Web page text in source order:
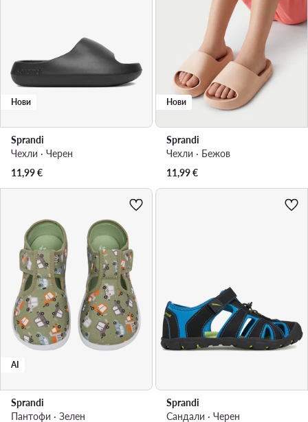
Нови
Sprandi
Чехли · Черен
11,99€
Нови
Sprandi
Чехли · Бежов
11,99€
AI
Sprandi
Пантофи · Зелен
Sprandi
Сандали · Черен